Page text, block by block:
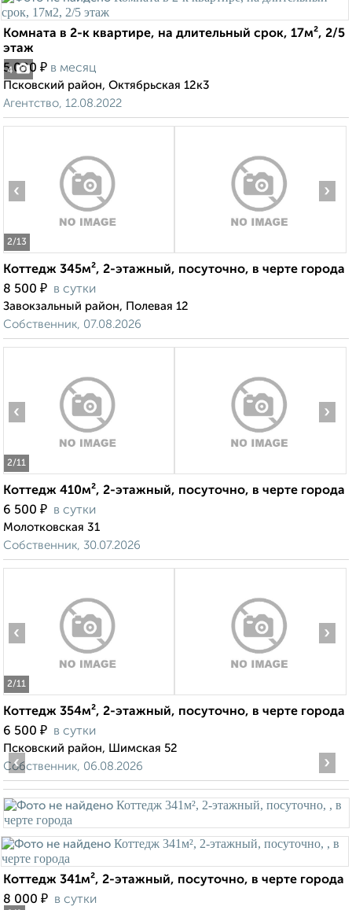
4
Комната в 2-к квартире, на длительный срок, 17м², 2/5
этаж
5 000 ₽ в месяц
Псковский район, Октябрьская 12к3
Агентство, 12.08.2022
2/13
‹ ›
Коттедж 345м², 2-этажный, посуточно, в черте города
8 500 ₽ в сутки
Завокзальный район, Полевая 12
Собственник, 07.08.2026
2/11
‹ ›
Коттедж 410м², 2-этажный, посуточно, в черте города
6 500 ₽ в сутки
Молотковская 31
Собственник, 30.07.2026
2/11
‹ ›
Коттедж 354м², 2-этажный, посуточно, в черте города
6 500 ₽ в сутки
Псковский район, Шимская 52
Собственник, 06.08.2026
‹ ›
Коттедж 341м², 2-этажный, посуточно, в черте города
8 000 ₽ в сутки